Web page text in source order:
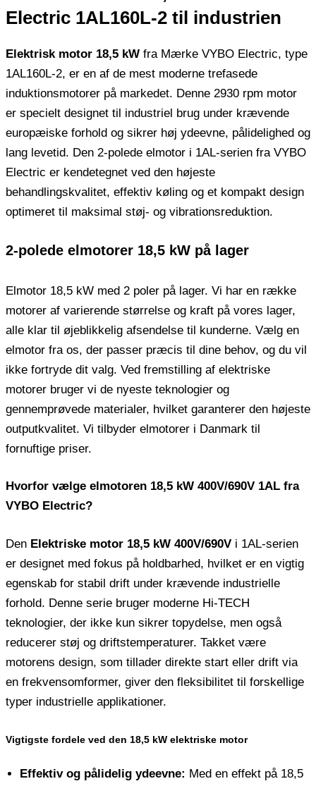
Electric 1AL160L-2 til industrien
Elektrisk motor 18,5 kW fra Mærke VYBO Electric, type
1AL160L-2, er en af ​​de mest moderne trefasede
induktionsmotorer på markedet. Denne 2930 rpm motor
er specielt designet til industriel brug under krævende
europæiske forhold og sikrer høj ydeevne, pålidelighed og
lang levetid. Den 2-polede elmotor i 1AL-serien fra VYBO
Electric er kendetegnet ved den højeste
behandlingskvalitet, effektiv køling og et kompakt design
optimeret til maksimal støj- og vibrationsreduktion.
2-polede elmotorer 18,5 kW på lager
Elmotor 18,5 kW med 2 poler på lager. Vi har en række
motorer af varierende størrelse og kraft på vores lager,
alle klar til øjeblikkelig afsendelse til kunderne. Vælg en
elmotor fra os, der passer præcis til dine behov, og du vil
ikke fortryde dit valg. Ved fremstilling af elektriske
motorer bruger vi de nyeste teknologier og
gennemprøvede materialer, hvilket garanterer den højeste
outputkvalitet. Vi tilbyder elmotorer i Danmark til
fornuftige priser.
Hvorfor vælge elmotoren 18,5 kW 400V/690V 1AL fra
VYBO Electric?
Den Elektriske motor 18,5 kW 400V/690V i 1AL-serien
er designet med fokus på holdbarhed, hvilket er en vigtig
egenskab for stabil drift under krævende industrielle
forhold. Denne serie bruger moderne Hi-TECH
teknologier, der ikke kun sikrer topydelse, men også
reducerer støj og driftstemperaturer. Takket være
motorens design, som tillader direkte start eller drift via
en frekvensomformer, giver den fleksibilitet til forskellige
typer industrielle applikationer.
Vigtigste fordele ved den 18,5 kW elektriske motor
Effektiv og pålidelig ydeevne: Med en effekt på 18,5